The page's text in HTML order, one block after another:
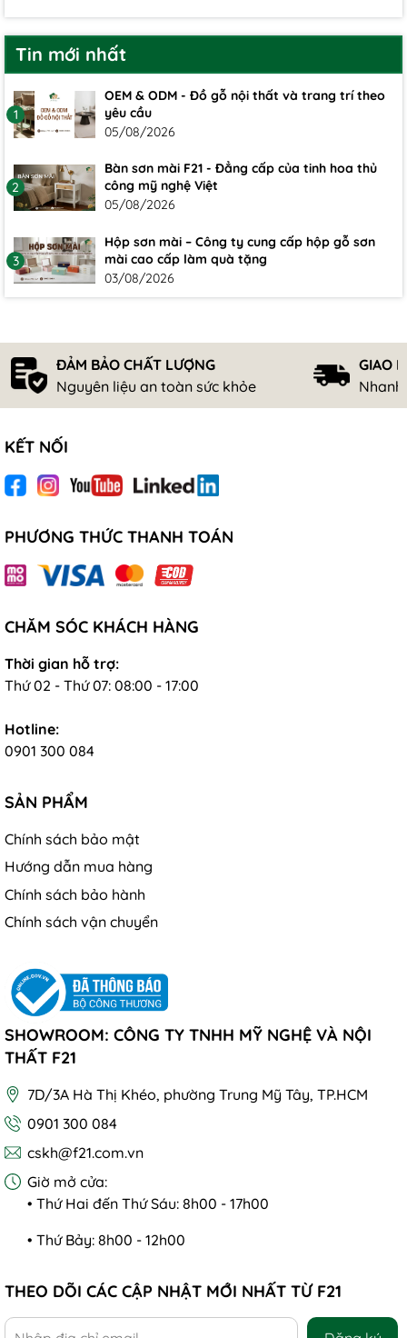
Tin mới nhất
1
OEM & ODM - Đồ gỗ nội thất và trang trí theo
yêu cầu
05/08/2026
2
Bàn sơn mài F21 - Đẳng cấp của tinh hoa thủ
công mỹ nghệ Việt
05/08/2026
3
Hộp sơn mài – Công ty cung cấp hộp gỗ sơn
mài cao cấp làm quà tặng
03/08/2026
ĐẢM BẢO CHẤT LƯỢNG
Nguyên liệu an toàn sức khỏe
GIAO
KẾT NỐI
PHƯƠNG THỨC THANH TOÁN
CHĂM SÓC KHÁCH HÀNG
Thời gian hỗ trợ:
Thứ 02 - Thứ 07: 08:00 - 17:00
Hotline:
0901 300 084
SẢN PHẨM
Chính sách bảo mật
Hướng dẫn mua hàng
Chính sách bảo hành
Chính sách vận chuyển
SHOWROOM: CÔNG TY TNHH MỸ NGHỆ VÀ NỘI
THẤT F21
7D/3A Hà Thị Khéo, phường Trung Mỹ Tây, TP.HCM
0901 300 084
cskh@f21.com.vn
Giờ mở cửa:
• Thứ Hai đến Thứ Sáu: 8h00 - 17h00
• Thứ Bảy: 8h00 - 12h00
THEO DÕI CÁC CẬP NHẬT MỚI NHẤT TỪ F21